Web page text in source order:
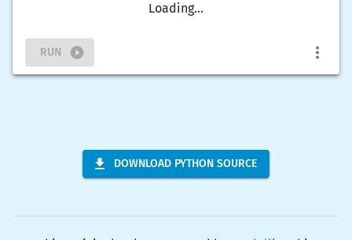
Loading...
RUN
DOWNLOAD PYTHON SOURCE